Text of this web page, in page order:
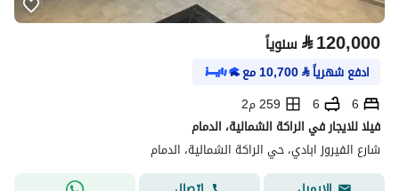
⃁120,000 سنوياً
ادفع شهرياً⃁
10,700مع
6
6
259 م2
فيلا للايجار في الراكة الشمالية، الدمام
شارع الفيروز ابادي، حي الراكة الشمالية، الدمام